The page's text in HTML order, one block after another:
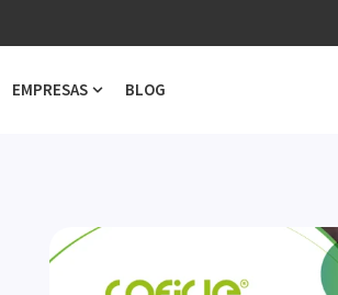
submenu for Diplomados y Seminarios
EMPRESAS
Show submenu for Empresas
BLOG